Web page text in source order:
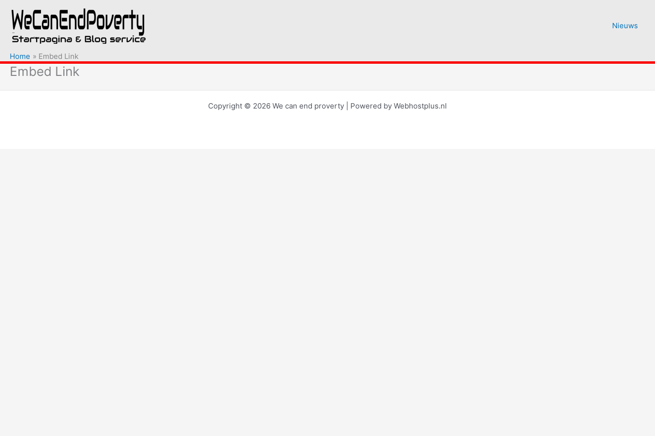
naar
inhoud
Nieuws
Home Embed Link
Embed Link
Copyright © 2026 We can end proverty | Powered by Webhostplus.nl